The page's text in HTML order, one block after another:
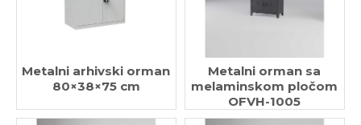
Metalni arhivski orman
80×38×75 cm
Metalni orman sa
melaminskom pločom
OFVH-1005